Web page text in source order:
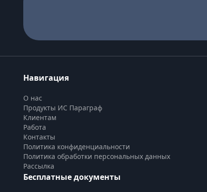
Навигация
О нас
Продукты ИС Параграф
Клиентам
Работа
Контакты
Политика конфиденциальности
Политика обработки персональных данных
Рассылка
Бесплатные документы